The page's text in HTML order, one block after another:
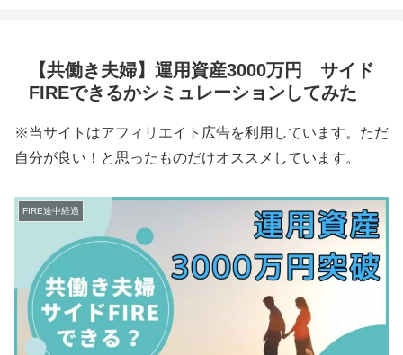
【共働き夫婦】運用資産3000万円 サイド
FIREできるかシミュレーションしてみた
※当サイトはアフィリエイト広告を利用しています。ただ
自分が良い！と思ったものだけオススメしています。
FIRE途中経過